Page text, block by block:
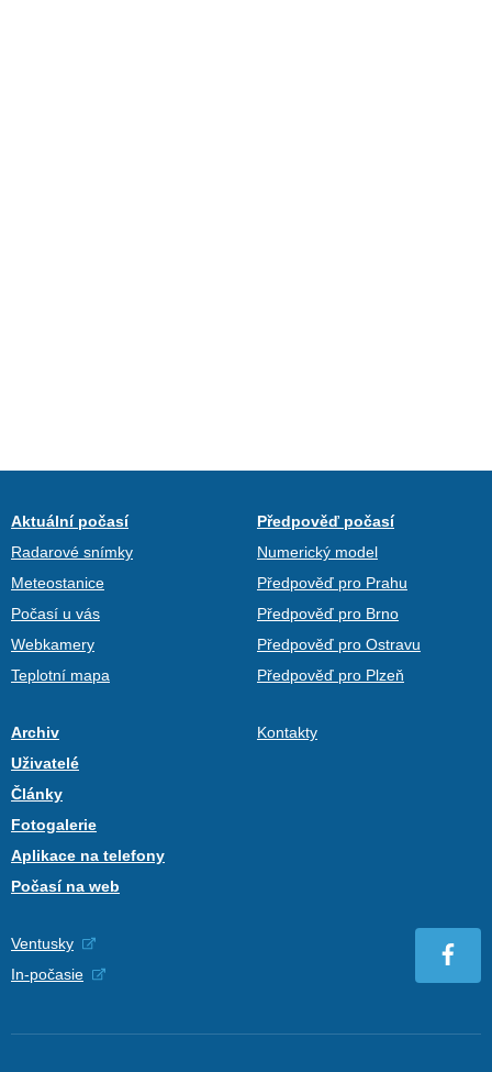
Aktuální počasí
Radarové snímky
Meteostanice
Počasí u vás
Webkamery
Teplotní mapa
Předpověď počasí
Numerický model
Předpověď pro Prahu
Předpověď pro Brno
Předpověď pro Ostravu
Předpověď pro Plzeň
Archiv
Uživatelé
Články
Fotogalerie
Aplikace na telefony
Počasí na web
Kontakty
Ventusky
In-počasie